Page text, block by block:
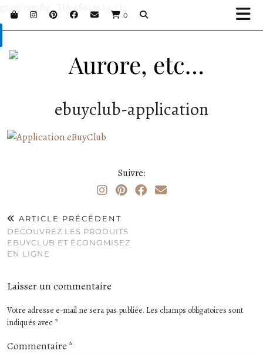
0
gtag('config', 'UA-68614623-1');
ebuyclub-application
Suivre:
ARTICLE PRÉCÉDENT
DÉCOUVREZ LES PRODUITS
EBUYCLUB ET ÉCONOMISEZ
EN LIGNE
Laisser un commentaire
Votre adresse e-mail ne sera pas publiée. Les champs obligatoires sont
indiqués avec *
Commentaire *